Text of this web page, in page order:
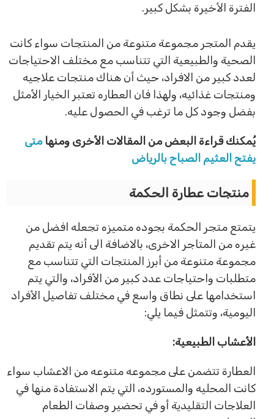
الفترة الأخيرة بشكل كبير.
يقدم المتجر مجموعة متنوعة من المنتجات سواء كانت
الصحية والطبيعية التي تتناسب مع مختلف الاحتياجات
لعدد كبير من الافراد، حيث أن هناك منتجات علاجيه
ومنتجات غذائيه، ولهذا فان العطاره تعتبر الخيار الأمثل
بفضل وجود كل ما ترغب في الحصول عليه.
يُمكنك قراءة البعض من المقالات الأخرى ومنهامتى
يفتح العثيم الصباح بالرياض
منتجات عطارة الحكمة
يتمتع متجر الحكمة بجوده متميزه تجعله افضل من
غيره من المتاجر الاخرى، بالاضافة الى أنه يتم تقديم
مجموعة متنوعة من أبرز المنتجات التي تتناسب مع
متطلبات واحتياجات عدد كبير من الأفراد، والتي يتم
استخدامها على نطاق واسع في مختلف تفاصيل الأفراد
اليومية، وتتمثل فيما يلي:
الأعشاب الطبيعية:
العطارة تتضمن على مجموعه متنوعه من الاعشاب سواء
كانت المحليه والمستورده، التي يتم الاستفادة منها في
العلاجات التقليدية أو في تحضير وصفات الطعام